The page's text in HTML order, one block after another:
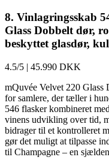
8. Vinlagringsskab
Glass Dobbelt dør,
beskyttet glasdør,
4.5/5 | 45.990 DKK
mQuvée Velvet 220 Glass
for samlere, der tæller i
546 flasker kombineret
vinens udvikling over tid,
bidrager til et kontrolleret
gør det muligt at tilpasse
til Champagne – en